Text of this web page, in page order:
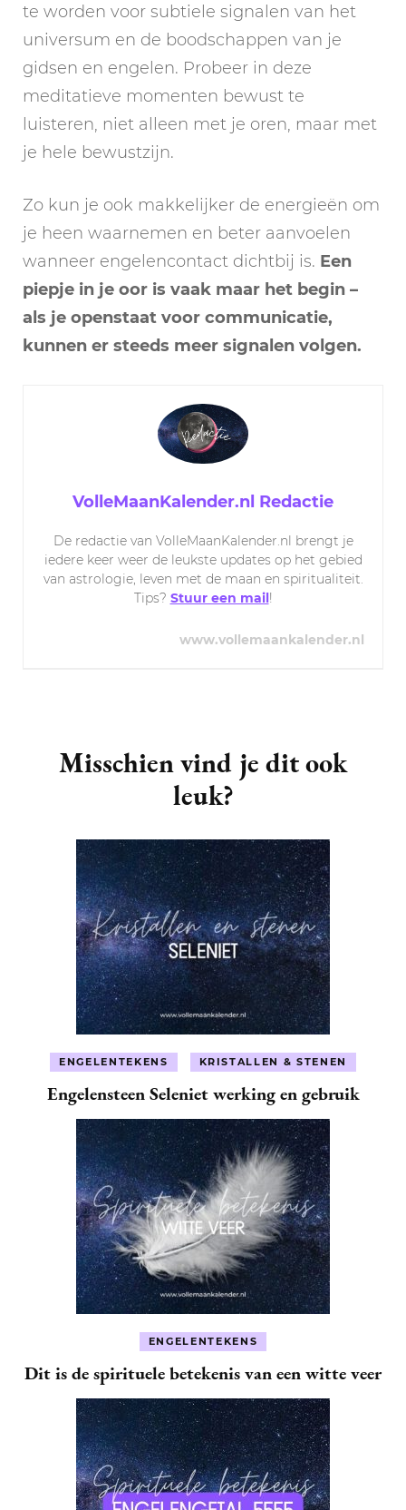
te worden voor subtiele signalen van het
universum en de boodschappen van je
gidsen en engelen. Probeer in deze
meditatieve momenten bewust te
luisteren, niet alleen met je oren, maar met
je hele bewustzijn.
Zo kun je ook makkelijker de energieën om
je heen waarnemen en beter aanvoelen
wanneer engelencontact dichtbij is. Een
piepje in je oor is vaak maar het begin –
als je openstaat voor communicatie,
kunnen er steeds meer signalen volgen.
VolleMaanKalender.nl Redactie
De redactie van VolleMaanKalender.nl brengt je
iedere keer weer de leukste updates op het gebied
van astrologie, leven met de maan en spiritualiteit.
Tips? Stuur een mail !
www.vollemaankalender.nl
Navigation
Misschien vind je dit ook
leuk?
ENGELENTEKENS KRISTALLEN & STENEN
Engelensteen Seleniet werking en gebruik
ENGELENTEKENS
Dit is de spirituele betekenis van een witte veer